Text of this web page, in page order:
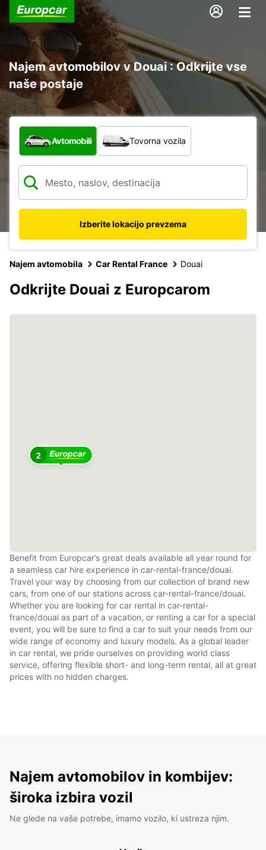
Najem avtomobilov v Douai : Odkrijte vse
naše postaje
Katera vrsta vozila?
Avtomobili Tovorna vozila
Izberite lokacijo prevzema
Najem avtomobila Car Rental France Douai
Odkrijte Douai z Europcarom
2
Benefit from Europcar’s great deals available all year round for
a seamless car hire experience in car-rental-france/douai.
Travel your way by choosing from our collection of brand new
cars, from one of our stations across car-rental-france/douai.
Whether you are looking for car rental in car-rental-
france/douai as part of a vacation, or renting a car for a special
event, you will be sure to find a car to suit your needs from our
wide range of economy and luxury models. As a global leader
in car rental, we pride ourselves on providing world class
service, offering flexible short- and long-term rental, all at great
prices with no hidden charges.
Najem avtomobilov in kombijev:
široka izbira vozil
Ne glede na vaše potrebe, imamo vozilo, ki ustreza njim.